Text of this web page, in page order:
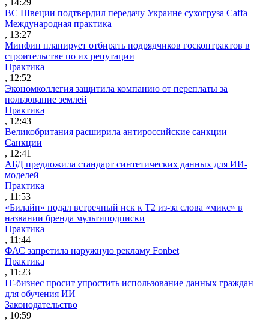
ВС Швеции подтвердил передачу Украине сухогруза Caffa
Международная практика
, 13:27
Минфин планирует отбирать подрядчиков госконтрактов в
строительстве по их репутации
Практика
, 12:52
Экономколлегия защитила компанию от переплаты за
пользование землей
Практика
, 12:43
Великобритания расширила антироссийские санкции
Санкции
, 12:41
АБД предложила стандарт синтетических данных для ИИ-
моделей
Практика
, 11:53
«Билайн» подал встречный иск к Т2 из-за слова «микс» в
названии бренда мультиподписки
Практика
, 11:44
ФАС запретила наружную рекламу Fonbet
Практика
, 11:23
IT-бизнес просит упростить использование данных граждан
для обучения ИИ
Законодательство
, 10:59